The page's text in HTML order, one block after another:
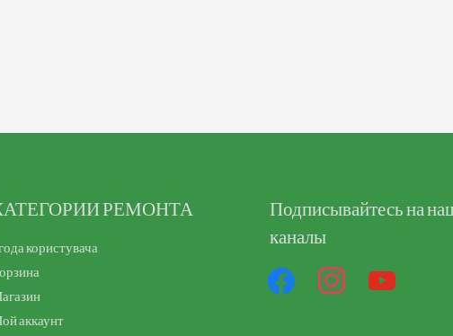
РЕМОНТА
користувача
аккаунт
Подписывайтесь на
каналы
facebook instagram youtube